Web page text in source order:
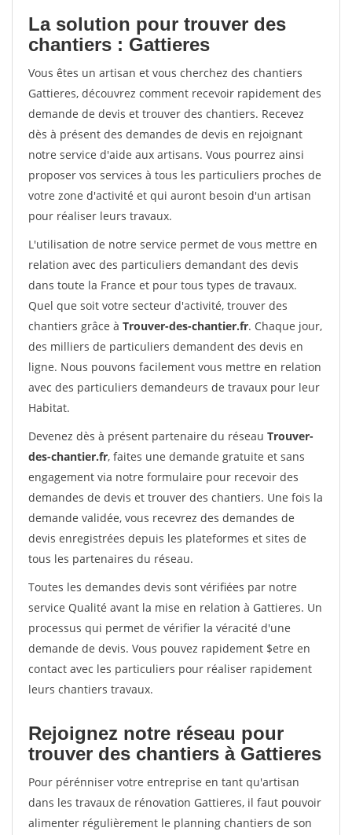
La solution pour trouver des
chantiers : Gattieres
Vous êtes un artisan et vous cherchez des chantiers
Gattieres, découvrez comment recevoir rapidement des
demande de devis et trouver des chantiers. Recevez
dès à présent des demandes de devis en rejoignant
notre service d'aide aux artisans. Vous pourrez ainsi
proposer vos services à tous les particuliers proches de
votre zone d'activité et qui auront besoin d'un artisan
pour réaliser leurs travaux.
L'utilisation de notre service permet de vous mettre en
relation avec des particuliers demandant des devis
dans toute la France et pour tous types de travaux.
Quel que soit votre secteur d'activité, trouver des
chantiers grâce à Trouver-des-chantier.fr. Chaque jour,
des milliers de particuliers demandent des devis en
ligne. Nous pouvons facilement vous mettre en relation
avec des particuliers demandeurs de travaux pour leur
Habitat.
Devenez dès à présent partenaire du réseau Trouver-
des-chantier.fr, faites une demande gratuite et sans
engagement via notre formulaire pour recevoir des
demandes de devis et trouver des chantiers. Une fois la
demande validée, vous recevrez des demandes de
devis enregistrées depuis les plateformes et sites de
tous les partenaires du réseau.
Toutes les demandes devis sont vérifiées par notre
service Qualité avant la mise en relation à Gattieres. Un
processus qui permet de vérifier la véracité d'une
demande de devis. Vous pouvez rapidement $etre en
contact avec les particuliers pour réaliser rapidement
leurs chantiers travaux.
Rejoignez notre réseau pour
trouver des chantiers à Gattieres
Pour pérénniser votre entreprise en tant qu'artisan
dans les travaux de rénovation Gattieres, il faut pouvoir
alimenter régulièrement le planning chantiers de son